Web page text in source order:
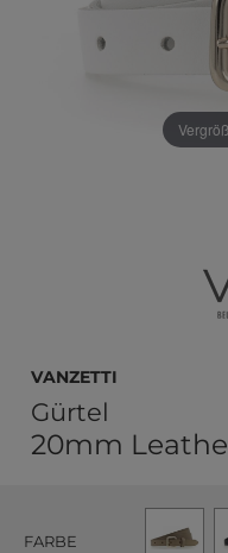
Vanzetti
Gürtel
20mm
FARBE